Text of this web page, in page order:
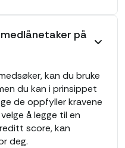
på
kan du bruke
du kan i prinsippet
de oppfyller kravene
å legge til en
score, kan
deg.